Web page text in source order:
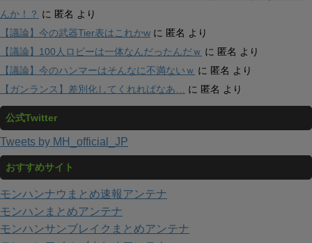
んか！？ に 匿名 より
【議論】今の武器Tier表はこれかw に 匿名 より
【議論】100人ロビーは一体なんだったんだｗ に 匿名 より
【議論】今のハンマーはそんなに不満ないｗ に 匿名 より
【ガンランス】差別化してくれればなあ…
に 匿名 より
公式Twitter
Tweets by MH_official_JP
おすすめサイト
モンハンナウまとめ速報アンテナ
モンハンまとめアンテナ
モンハンサンブレイクまとめアンテナ